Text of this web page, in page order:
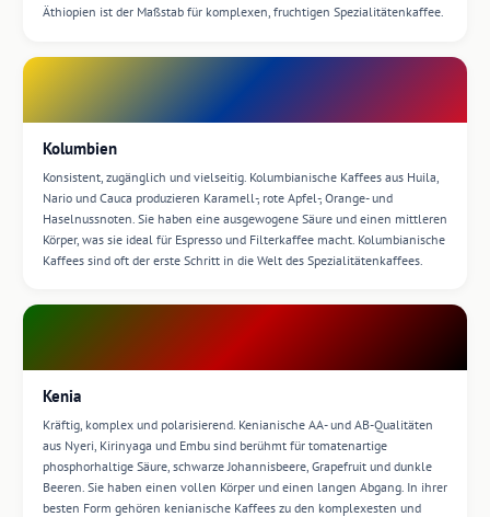
Äthiopien ist der Maßstab für komplexen, fruchtigen Spezialitätenkaffee.
Kolumbien
Konsistent, zugänglich und vielseitig. Kolumbianische Kaffees aus Huila,
Nario und Cauca produzieren Karamell-, rote Apfel-, Orange- und
Haselnussnoten. Sie haben eine ausgewogene Säure und einen mittleren
Körper, was sie ideal für Espresso und Filterkaffee macht. Kolumbianische
Kaffees sind oft der erste Schritt in die Welt des Spezialitätenkaffees.
Kenia
Kräftig, komplex und polarisierend. Kenianische AA- und AB-Qualitäten
aus Nyeri, Kirinyaga und Embu sind berühmt für tomatenartige
phosphorhaltige Säure, schwarze Johannisbeere, Grapefruit und dunkle
Beeren. Sie haben einen vollen Körper und einen langen Abgang. In ihrer
besten Form gehören kenianische Kaffees zu den komplexesten und